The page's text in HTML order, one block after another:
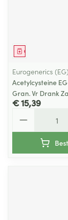
Geneesmiddel
Eurogenerics (EG)
Acetylcysteine
Gran. Vr Drank
€ 15,39